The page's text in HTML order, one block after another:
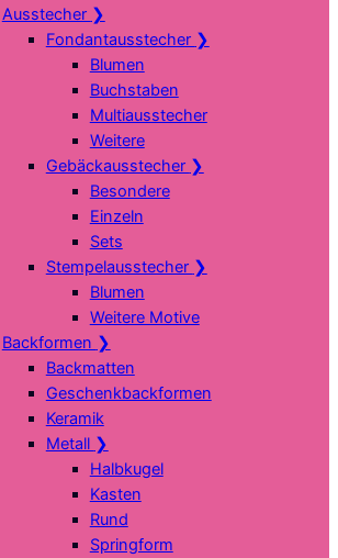
Ausstecher ❯
Fondantausstecher ❯
Blumen
Buchstaben
Multiausstecher
Weitere
Gebäckausstecher ❯
Besondere
Einzeln
Sets
Stempelausstecher ❯
Blumen
Weitere Motive
Backformen ❯
Backmatten
Geschenkbackformen
Keramik
Metall ❯
Halbkugel
Kasten
Rund
Springform